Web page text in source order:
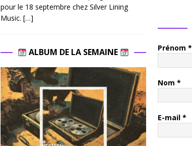
pour le 18 septembre chez Silver Lining
Music. […]
ALBUM DE LA SEMAINE Prénom *
Nom *
E-mail *